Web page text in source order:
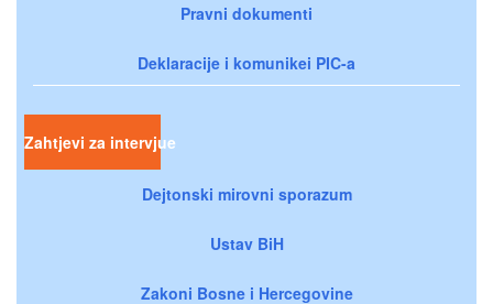
Pravni dokumenti
Deklaracije i komunikei PIC-a
Zahtjevi za intervjue
Dejtonski mirovni sporazum
Ustav BiH
Zakoni Bosne i Hercegovine